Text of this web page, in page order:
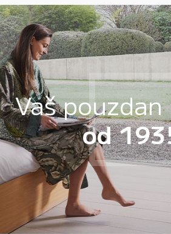
Vaš
od